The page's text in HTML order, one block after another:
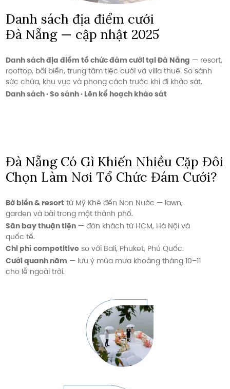
Danh sách địa điểm cưới
Đà Nẵng — cập nhật 2025
Danh sách địa điểm tổ chức đám cưới tại Đà Nẵng — resort,
rooftop, bãi biển, trung tâm tiệc cưới và villa thuê. So sánh
sức chứa, khu vực và phong cách trước khi đi khảo sát.
Danh sách · So sánh · Lên kế hoạch khảo sát
Đà Nẵng Có Gì Khiến Nhiều Cặp Đôi
Chọn Làm Nơi Tổ Chức Đám Cưới?
Bờ biển & resorttừ Mỹ Khê đến Non Nước — lawn,
garden và bãi trong một thành phố.
Sân bay thuận tiện— đón khách từ HCM, Hà Nội và
quốc tế.
Chi phí competitiveso với Bali, Phuket, Phú Quốc.
Cưới quanh năm — lưu ý mùa mưa khoảng tháng 10–11
cho lễ ngoài trời.